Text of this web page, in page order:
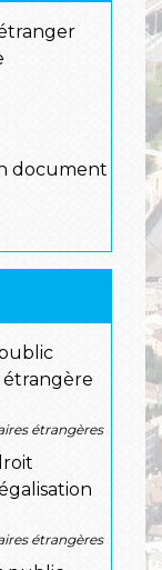
document
étrangère
étrangères
étrangères